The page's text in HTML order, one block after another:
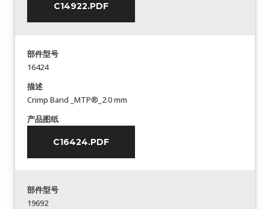
C14922.PDF
部件型号
16424
描述
Crimp Band _MTP®_2.0 mm
产品图纸
C16424.PDF
部件型号
19692